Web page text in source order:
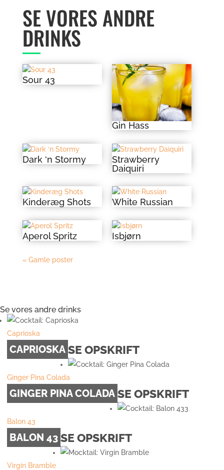
SE VORES ANDRE
DRINKS
Sour 43
Gin Hass
Dark ‘n Stormy
Strawberry
Daiquiri
Kinderæg Shots White Russian
Aperol Spritz Isbjørn
« Gamle poster
Se vores andre drinks
Caprioska
CAPRIOSKA SE OPSKRIFT
Ginger Pina Colada
GINGER PINA COLADA SE OPSKRIFT
Balon 43
BALON 43 SE OPSKRIFT
Virgin Bramble